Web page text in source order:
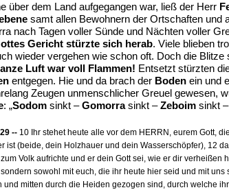
über dem Land aufgegangen war, ließ der Herr
samt allen Bewohnern der Ortschaften und
nach Tagen voller Sünde und Nächten voller
Gericht stürzte sich herab. Viele blieben
wieder vergehen wie schon oft. Doch die
Luft war voll Flammen! Entsetzt stürzten
entgegen. Hie und da brach der Boden ein und
Zeugen unmenschlicher Greuel gewesen,
: „Sodom sinkt –Gomorrasinkt –Zeboim sinkt –
-- 10 Ihr stehet heute alle vor dem HERRN, eurem Gott,
ist (beide, dein Holzhauer und dein Wasserschöpfer), 12
Volk aufrichte und er dein Gott sei, wie er dir
sowohl mit euch, die ihr heute hier seid und mit
und mitten durch die Heiden gezogen sind, durch welche